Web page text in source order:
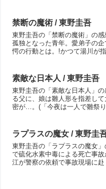
禁断の魔術 / 東野圭吾
東野圭吾の「禁断の魔術」の
孤独となった青年。愛弟子の
愕の行動とは。!かつて湯川が
素敵な日本人 / 東野圭吾
東野圭吾の「素敵な日本人」
る父に、娘は雛人形を指差し
密が…。(「今夜は一人で雛祭
ラプラスの魔女 / 東野圭
東野圭吾の「ラプラスの魔女
で硫化水素中毒による死亡事
江が警察の依頼で事故現場に